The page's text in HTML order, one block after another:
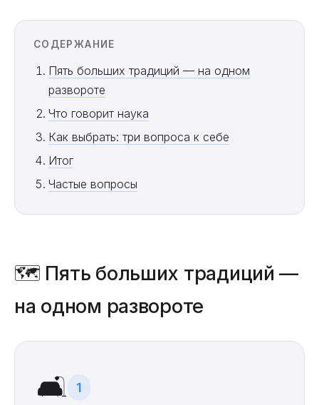
СОДЕРЖАНИЕ
Пять больших традиций — на одном
развороте
Что говорит наука
Как выбрать: три вопроса к себе
Итог
Частые вопросы
🗺️ Пять больших традиций —
на одном развороте
🛋️ 1